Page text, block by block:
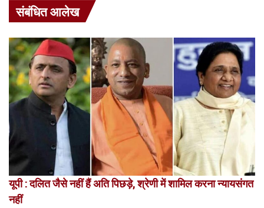
संबंधित आलेख
यूपी : दलित जैसे नहीं हैं अति पिछड़े, श्रेणी में शामिल करना न्यायसंगत
नहीं